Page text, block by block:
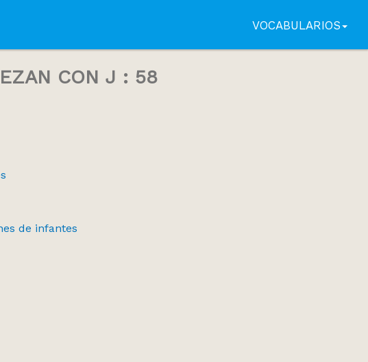
VOCABULARIOS
CON J : 58
de infantes